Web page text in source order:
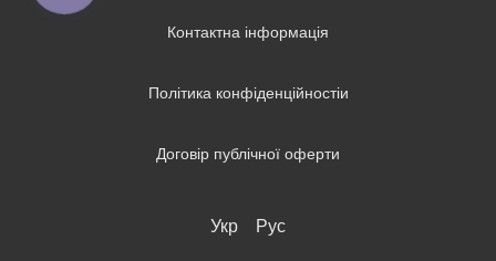
Контактна інформація
Політика конфіденційностіи
Договір публічної оферти
Укр Рус